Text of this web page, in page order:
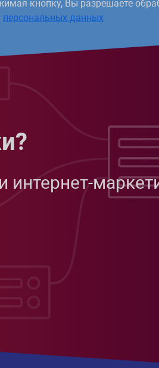
кнопку, Вы разрешаете
персональных данных
интернет-